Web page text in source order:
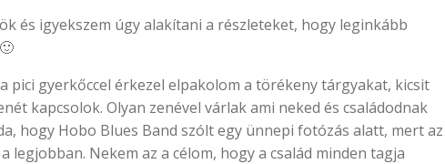
és igyekszem úgy alakítani a részleteket, hogy leginkább
pici gyerkőccel érkezel elpakolom a törékeny tárgyakat, kicsit
kapcsolok. Olyan zenével várlak ami neked és családodnak
hogy Hobo Blues Band szólt egy ünnepi fotózás alatt, mert az
legjobban. Nekem az a célom, hogy a család minden tagja